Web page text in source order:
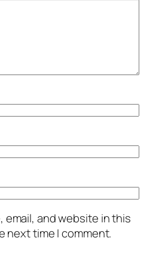
email, and website in this
next time I comment.